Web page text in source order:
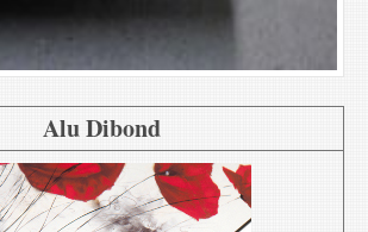
Alu Dibond